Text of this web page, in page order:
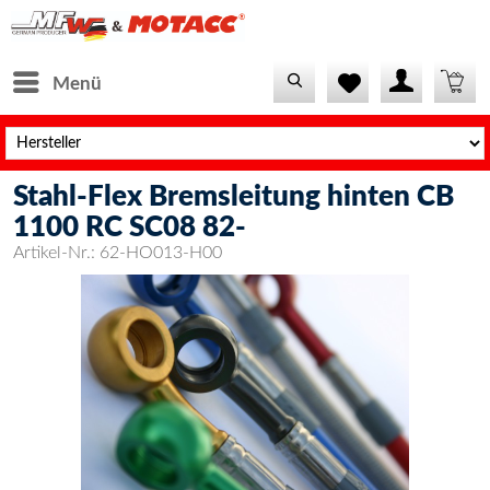
Menü
Stahl-Flex Bremsleitung hinten CB
1100 RC SC08 82-
Artikel-Nr.: 62-HO013-H00